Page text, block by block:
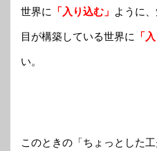
世界に 「入り込む」 ように
目が構築している世界に 「
い。
このときの「ちょっとした